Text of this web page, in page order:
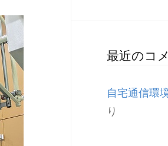
最近のコ
自宅通信環
り